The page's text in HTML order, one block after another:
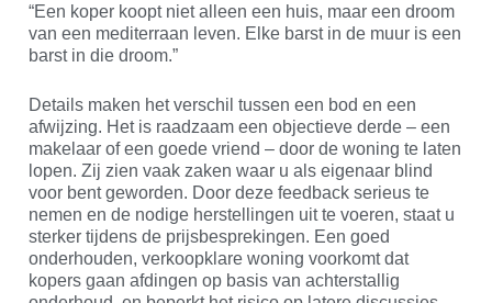
“Een koper koopt niet alleen een huis, maar een droom
van een mediterraan leven. Elke barst in de muur is een
barst in die droom.”
Details maken het verschil tussen een bod en een
afwijzing. Het is raadzaam een objectieve derde – een
makelaar of een goede vriend – door de woning te laten
lopen. Zij zien vaak zaken waar u als eigenaar blind
voor bent geworden. Door deze feedback serieus te
nemen en de nodige herstellingen uit te voeren, staat u
sterker tijdens de prijsbesprekingen. Een goed
onderhouden, verkoopklare woning voorkomt dat
kopers gaan afdingen op basis van achterstallig